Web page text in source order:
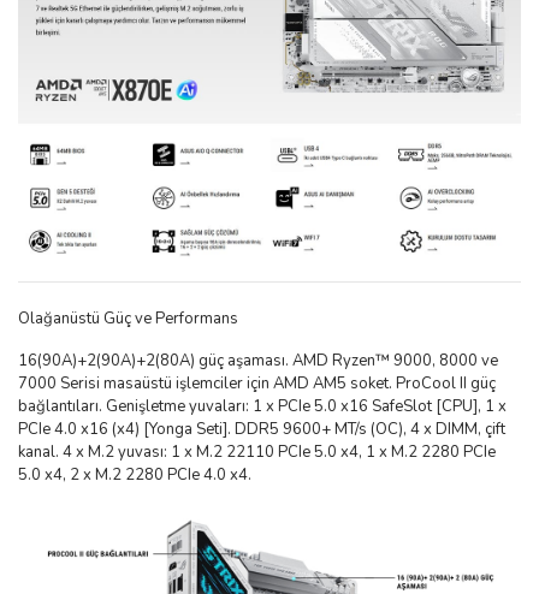
Olağanüstü Güç ve Performans
16(90A)+2(90A)+2(80A) güç aşaması. AMD Ryzen™ 9000, 8000 ve
7000 Serisi masaüstü işlemciler için AMD AM5 soket. ProCool II güç
bağlantıları. Genişletme yuvaları: 1 x PCIe 5.0 x16 SafeSlot [CPU], 1 x
PCIe 4.0 x16 (x4) [Yonga Seti]. DDR5 9600+ MT/s (OC), 4 x DIMM, çift
kanal. 4 x M.2 yuvası: 1 x M.2 22110 PCIe 5.0 x4, 1 x M.2 2280 PCIe
5.0 x4, 2 x M.2 2280 PCIe 4.0 x4.